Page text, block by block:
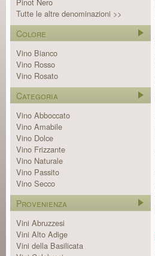
Tutte le altre denominazioni >>
Colore
Vino Bianco
Vino Rosso
Vino Rosato
Categoria
Vino Abboccato
Vino Amabile
Vino Dolce
Vino Frizzante
Vino Naturale
Vino Passito
Vino Secco
Provenienza
Vini Abruzzesi
Vini Alto Adige
Vini della Basilicata